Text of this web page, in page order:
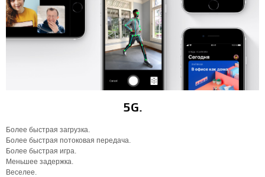
5G.
Более быстрая загрузка.
Более быстрая потоковая передача.
Более быстрая игра.
Меньшее задержка.
Веселее.